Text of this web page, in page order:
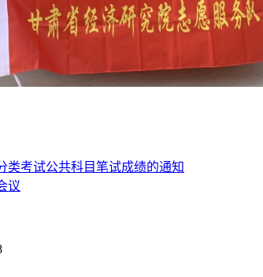
类考试公共科目笔试成绩的通知
议